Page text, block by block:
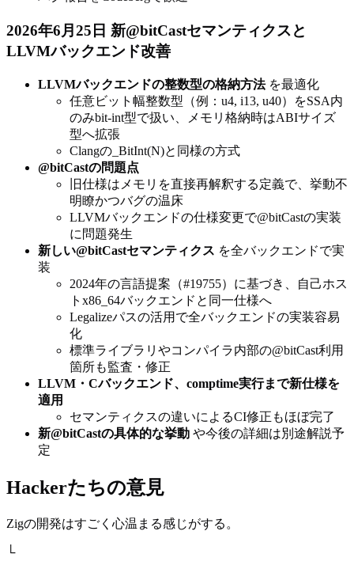
2026年6月25日 新@bitCastセマンティクスと
LLVMバックエンド改善
LLVMバックエンドの整数型の格納方法を最適化
任意ビット幅整数型（例：u4, i13, u40）をSSA内
のみbit-int型で扱い、メモリ格納時はABIサイズ
型へ拡張
Clangの_BitInt(N)と同様の方式
@bitCastの問題点
旧仕様はメモリを直接再解釈する定義で、挙動不
明瞭かつバグの温床
LLVMバックエンドの仕様変更で@bitCastの実装
に問題発生
新しい@bitCastセマンティクス を全バックエンドで実
装
2024年の言語提案（#19755）に基づき、自己ホス
トx86_64バックエンドと同一仕様へ
Legalizeパスの活用で全バックエンドの実装容易
化
標準ライブラリやコンパイラ内部の@bitCast利用
箇所も監査・修正
LLVM・Cバックエンド、comptime実行まで新仕様を
適用
セマンティクスの違いによるCI修正もほぼ完了
新@bitCastの具体的な挙動 や今後の詳細は別途解説予
定
Hackerたちの意見
Zigの開発はすごく心温まる感じがする。
└